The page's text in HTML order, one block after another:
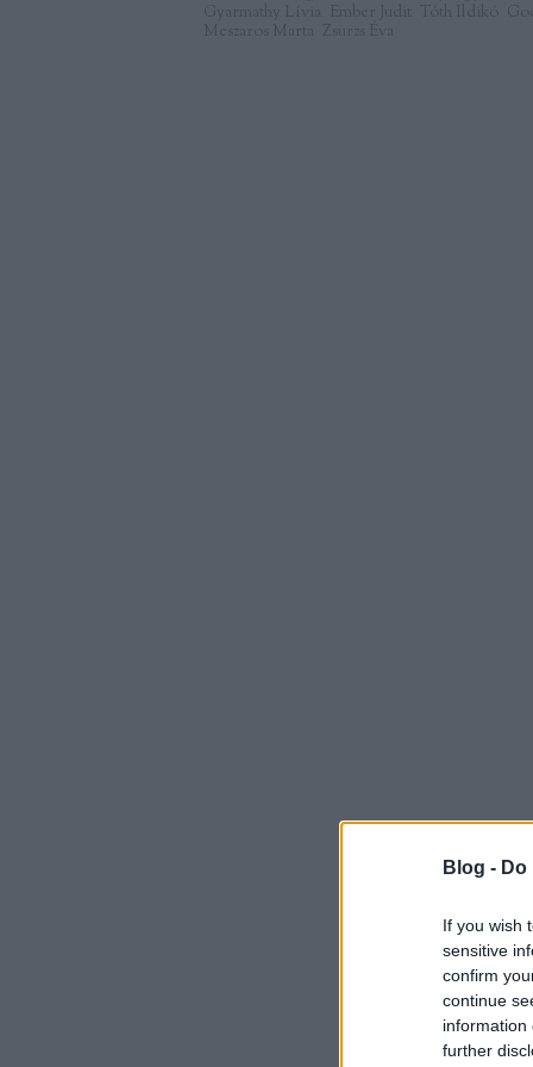
Blog -
If you wish
sensitive
confirm
continue
information
further